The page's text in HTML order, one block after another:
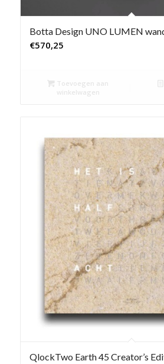
Botta Design UNO LUMEN
€570,25
Toevoegen aan
winkelwagen
QlockTwo Earth 45 Creator’s